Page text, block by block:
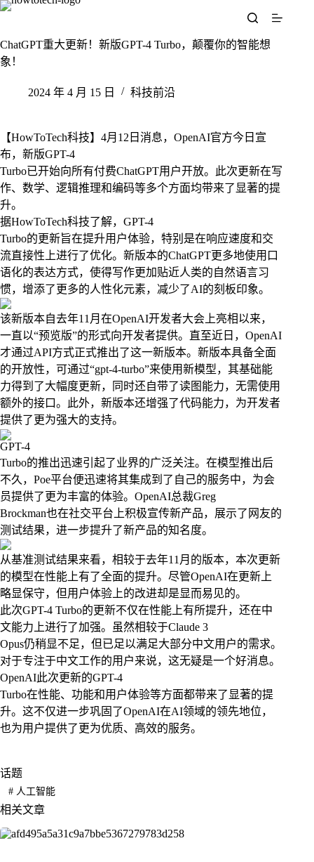
跳
内
容
ChatGPT重大更新！新版GPT-4 Turbo，颠覆你的智能想
象！
2024 年 4 月 15 日 科技前沿
【HowToTech科技】4月12日消息，OpenAI官方今日宣
布，新版GPT-4
Turbo已开始向所有付费ChatGPT用户开放。此次更新在写
作、数学、逻辑推理和编码等多个方面均带来了显著的提
升。
据HowToTech科技了解，GPT-4
Turbo的更新旨在提升用户体验，特别是在响应速度和交
流直接性上进行了优化。新版本的ChatGPT更多地使用口
语化的表达方式，使得写作更加贴近人类的自然语言习
惯，增添了更多的人性化元素，减少了AI的刻板印象。
该新版本自去年11月在OpenAI开发者大会上亮相以来，
一直以“预览版”的形式向开发者提供。直至近日，OpenAI
才通过API方式正式推出了这一新版本。新版本具备全面
的开放性，可通过“gpt-4-turbo”来使用新模型，其基础能
力得到了大幅度更新，同时还自带了读图能力，无需使用
额外的接口。此外，新版本还增强了代码能力，为开发者
提供了更为强大的支持。
GPT-4
Turbo的推出迅速引起了业界的广泛关注。在模型推出后
不久，Poe平台便迅速将其集成到了自己的服务中，为会
员提供了更为丰富的体验。OpenAI总裁Greg
Brockman也在社交平台上积极宣传新产品，展示了网友的
测试结果，进一步提升了新产品的知名度。
从基准测试结果来看，相较于去年11月的版本，本次更新
的模型在性能上有了全面的提升。尽管OpenAI在更新上
略显保守，但用户体验上的改进却是显而易见的。
此次GPT-4 Turbo的更新不仅在性能上有所提升，还在中
文能力上进行了加强。虽然相较于Claude 3
Opus仍稍显不足，但已足以满足大部分中文用户的需求。
对于专注于中文工作的用户来说，这无疑是一个好消息。
OpenAI此次更新的GPT-4
Turbo在性能、功能和用户体验等方面都带来了显著的提
升。这不仅进一步巩固了OpenAI在AI领域的领先地位，
也为用户提供了更为优质、高效的服务。
话题
#人工智能
相关文章